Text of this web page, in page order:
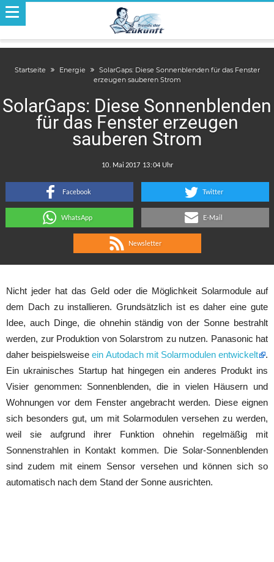
Startseite Energie
SolarGaps: Diese Sonnenblenden für das Fenster
erzeugen sauberen Strom
SolarGaps: Diese Sonnenblenden
für das Fenster erzeugen
sauberen Strom
:
Facebook Twitter
WhatsApp E-Mail
Newsletter
Nicht jeder hat das Geld oder die Möglichkeit Solarmodule auf
dem Dach zu installieren. Grundsätzlich ist es daher eine gute
Idee, auch Dinge, die ohnehin ständig von der Sonne bestrahlt
werden, zur Produktion von Solarstrom zu nutzen. Panasonic hat
daher beispielsweise ein Autodach mit Solarmodulen entwickelt
.
Ein ukrainisches Startup hat hingegen ein anderes Produkt ins
Visier genommen: Sonnenblenden, die in vielen Häusern und
Wohnungen vor dem Fenster angebracht werden. Diese eignen
sich besonders gut, um mit Solarmodulen versehen zu werden,
weil sie aufgrund ihrer Funktion ohnehin regelmäßig mit
Sonnenstrahlen in Kontakt kommen. Die Solar-Sonnenblenden
sind zudem mit einem Sensor versehen und können sich so
automatisch nach dem Stand der Sonne ausrichten.